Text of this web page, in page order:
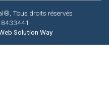
Tous droits réservés
Solution Way